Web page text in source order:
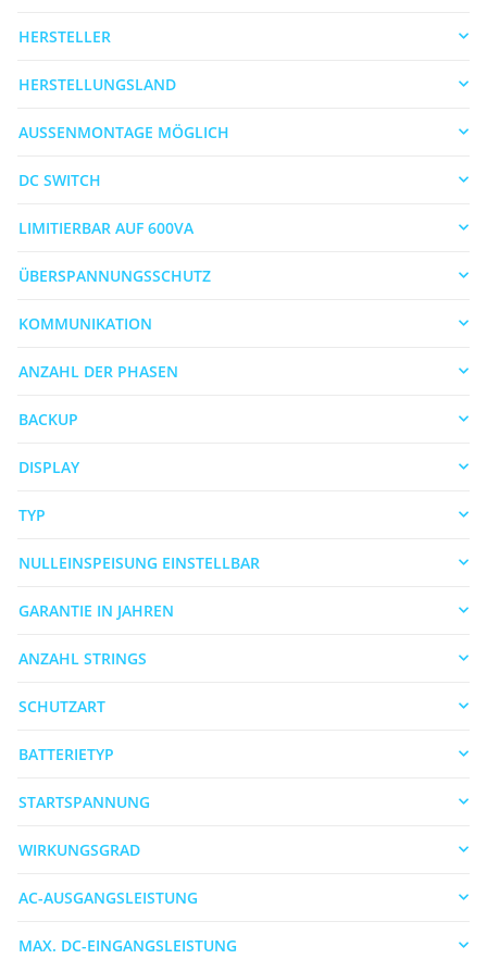
HERSTELLER
HERSTELLUNGSLAND
AUSSENMONTAGE MÖGLICH
DC SWITCH
LIMITIERBAR AUF 600VA
ÜBERSPANNUNGSSCHUTZ
KOMMUNIKATION
ANZAHL DER PHASEN
BACKUP
DISPLAY
TYP
NULLEINSPEISUNG EINSTELLBAR
GARANTIE IN JAHREN
ANZAHL STRINGS
SCHUTZART
BATTERIETYP
STARTSPANNUNG
WIRKUNGSGRAD
AC-AUSGANGSLEISTUNG
MAX. DC-EINGANGSLEISTUNG